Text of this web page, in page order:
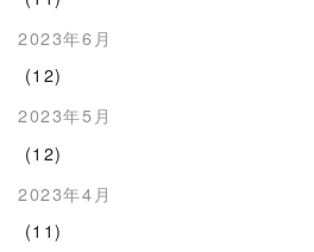
2023年6月
(12)
2023年5月
(12)
2023年4月
(11)